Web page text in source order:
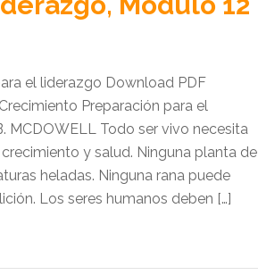
el liderazgo Download PDF
Preparación para el
MCDOWELL Todo ser vivo necesita
y salud. Ninguna planta de
heladas. Ninguna rana puede
Los seres humanos deben […]